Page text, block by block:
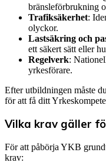
bränsleförbrukning
Trafiksäkerhet:
olyckor.
Lastsäkring och
ett säkert sätt eller
Regelverk:
yrkesförare.
Efter utbildningen måste
för att få ditt
Vilka krav gäller
För att påbörja YKB
krav: